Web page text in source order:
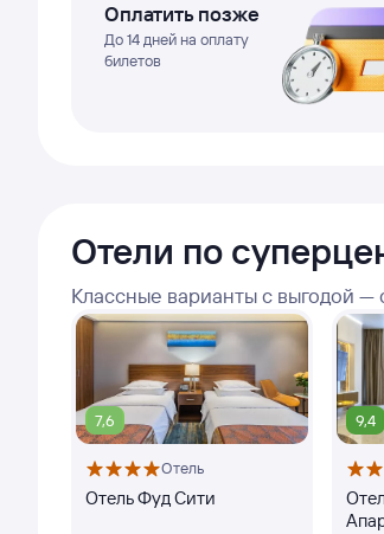
Оплатить позже
До 14 дней на оплату
билетов
Отели по
Классные варианты с выгодой —
7,6
Отель
Отель Фуд Сити
9,4